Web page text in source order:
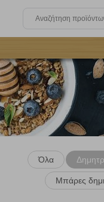
Όλα
Μπάρες